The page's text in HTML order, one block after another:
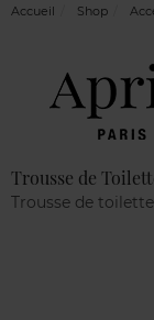
Accueil Shop
Trousse de
Trousse de toilette